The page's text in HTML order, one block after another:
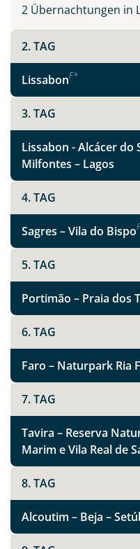
2 Übernachtungen in
2. TAG
LissabonF*
3. TAG
Lissabon - Alcácer do
Milfontes – Lagos
4. TAG
Sagres – Vila do BispoF
5. TAG
Portimão – Praia dos
6. TAG
Faro – Naturpark Ria
7. TAG
Tavira – Reserva
Marim e Vila Real de
8. TAG
Alcoutim – Beja –